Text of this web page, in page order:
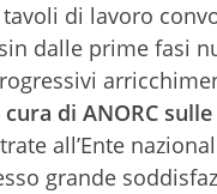
di lavoro
dalle prime fasi
cura di ANORC
all’Ente
grande